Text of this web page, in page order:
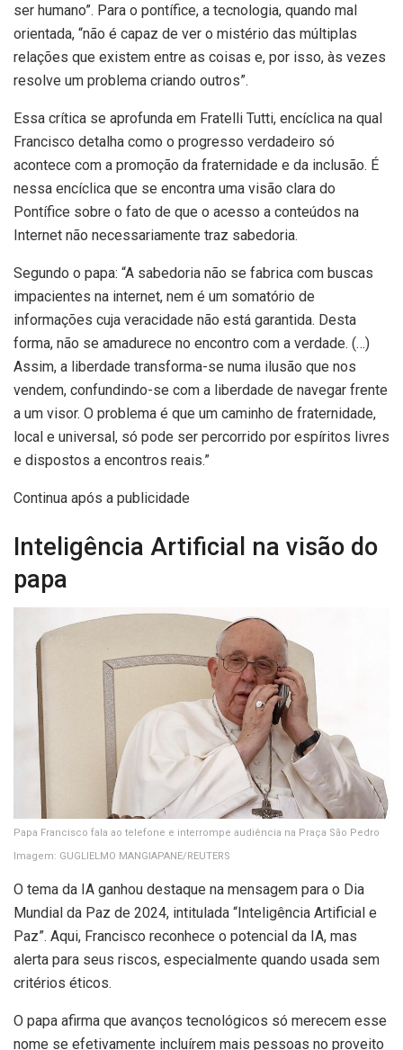
ser humano”. Para o pontífice, a tecnologia, quando mal
orientada, “não é capaz de ver o mistério das múltiplas
relações que existem entre as coisas e, por isso, às vezes
resolve um problema criando outros”.
Essa crítica se aprofunda em Fratelli Tutti, encíclica na qual
Francisco detalha como o progresso verdadeiro só
acontece com a promoção da fraternidade e da inclusão. É
nessa encíclica que se encontra uma visão clara do
Pontífice sobre o fato de que o acesso a conteúdos na
Internet não necessariamente traz sabedoria.
Segundo o papa: “A sabedoria não se fabrica com buscas
impacientes na internet, nem é um somatório de
informações cuja veracidade não está garantida. Desta
forma, não se amadurece no encontro com a verdade. (…)
Assim, a liberdade transforma-se numa ilusão que nos
vendem, confundindo-se com a liberdade de navegar frente
a um visor. O problema é que um caminho de fraternidade,
local e universal, só pode ser percorrido por espíritos livres
e dispostos a encontros reais.”
Continua após a publicidade
Inteligência Artificial na visão do
papa
Papa Francisco fala ao telefone e interrompe audiência na Praça São Pedro
Imagem: GUGLIELMO MANGIAPANE/REUTERS
O tema da IA ganhou destaque na mensagem para o Dia
Mundial da Paz de 2024, intitulada “Inteligência Artificial e
Paz”. Aqui, Francisco reconhece o potencial da IA, mas
alerta para seus riscos, especialmente quando usada sem
critérios éticos.
O papa afirma que avanços tecnológicos só merecem esse
nome se efetivamente incluírem mais pessoas no proveito